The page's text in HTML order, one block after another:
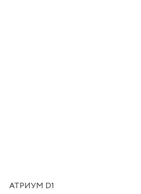
АТРИУМ D1